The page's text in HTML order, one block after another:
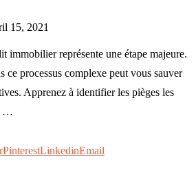
15, 2021
immobilier représente une étape majeure.
ce processus complexe peut vous sauver
Apprenez à identifier les pièges les
…
PinterestLinkedinEmail